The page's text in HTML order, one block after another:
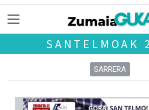
SANTELMOAK
SARRERA